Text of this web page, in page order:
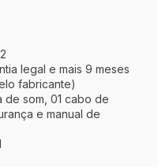
legal e mais 9 meses
fabricante)
de som, 01 cabo de
e manual de